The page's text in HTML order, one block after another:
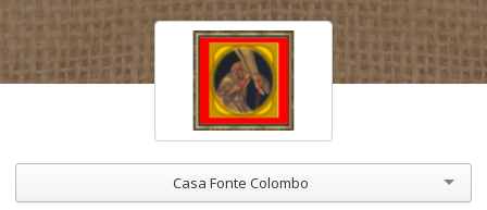
Casa Fonte Colombo